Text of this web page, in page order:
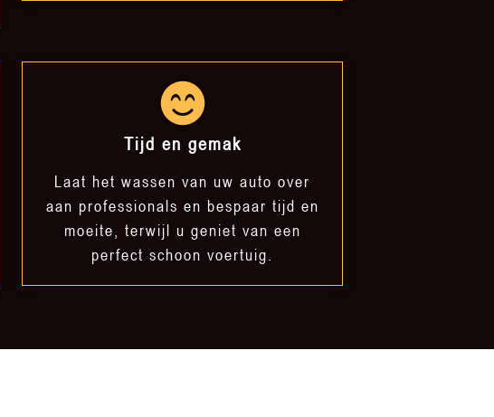
Tijd en gemak
Laat het wassen van uw auto over
aan professionals en bespaar tijd en
moeite, terwijl u geniet van een
perfect schoon voertuig.